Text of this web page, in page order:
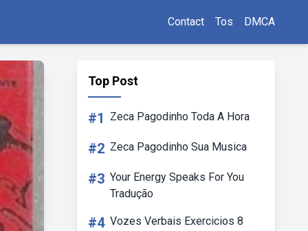
Contact Tos DMCA
Top Post
#1 Zeca Pagodinho Toda A Hora
#2 Zeca Pagodinho Sua Musica
#3 Your Energy Speaks For You
Tradução
#4 Vozes Verbais Exercicios 8